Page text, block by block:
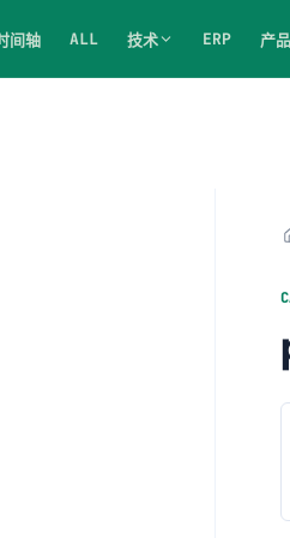
间轴 ALL 技术 ERP 产品